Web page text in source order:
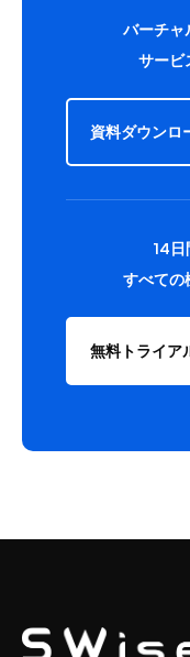
バーチャ
サービ
資料ダウンロ
14日
すべての
無料トライア